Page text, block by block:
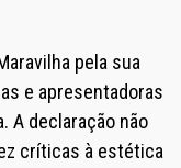
pela sua
e apresentadoras
A declaração não
críticas à estética